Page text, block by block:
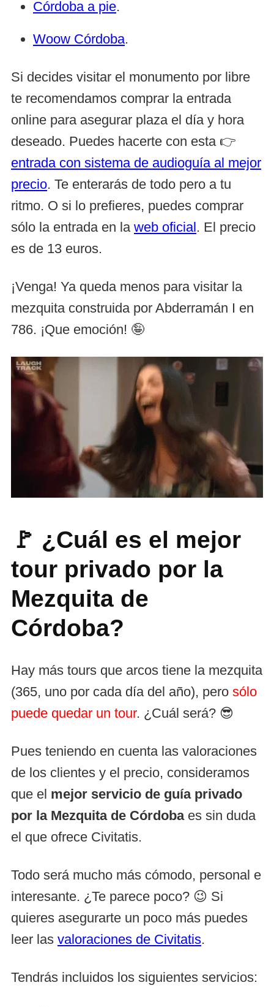
Córdoba a pie.
Woow Córdoba.
Si decides visitar el monumento por libre
te recomendamos comprar la entrada
online para asegurar plaza el día y hora
deseado. Puedes hacerte con esta 👉
entrada con sistema de audioguía al mejor
precio. Te enterarás de todo pero a tu
ritmo. O si lo prefieres, puedes comprar
sólo la entrada en la web oficial. El precio
es de 13 euros.
¡Venga! Ya queda menos para visitar la
mezquita construida por Abderramán I en
786. ¡Que emoción! 🤪
🚩 ¿Cuál es el mejor
tour privado por la
Mezquita de
Córdoba?
Hay más tours que arcos tiene la mezquita
(365, uno por cada día del año), pero sólo
puede quedar un tour. ¿Cuál será? 😎
Pues teniendo en cuenta las valoraciones
de los clientes y el precio, consideramos
que el mejor servicio de guía privado
por la Mezquita de Córdobaes sin duda
el que ofrece Civitatis.
Todo será mucho más cómodo, personal e
interesante. ¿Te parece poco? 😉 Si
quieres asegurarte un poco más puedes
leer las valoraciones de Civitatis.
Tendrás incluidos los siguientes servicios: